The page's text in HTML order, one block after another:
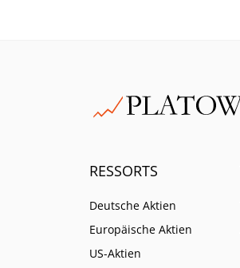
RESSORTS
Deutsche Aktien
Europäische Aktien
US-Aktien